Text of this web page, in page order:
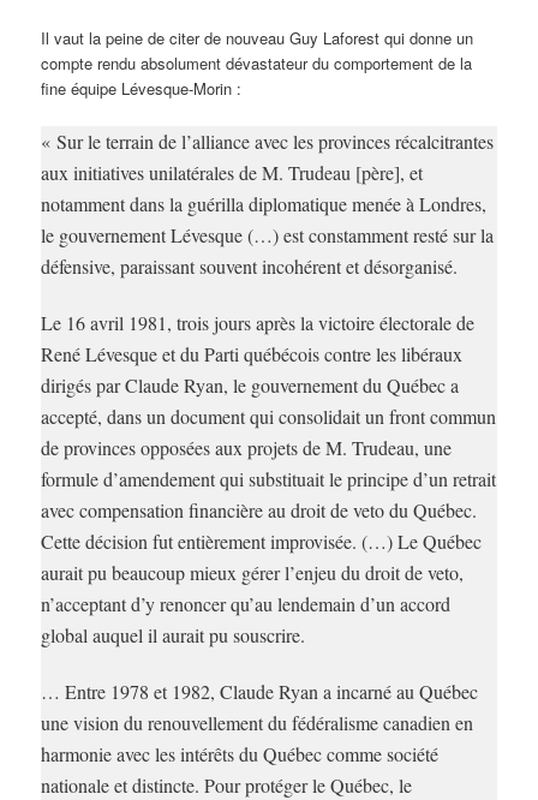
Il vaut la peine de citer de nouveau Guy Laforest qui donne un
compte rendu absolument dévastateur du comportement de la
fine équipe Lévesque-Morin :
« Sur le terrain de l’alliance avec les provinces récalcitrantes
aux initiatives unilatérales de M. Trudeau [père], et
notamment dans la guérilla diplomatique menée à Londres,
le gouvernement Lévesque (…) est constamment resté sur la
défensive, paraissant souvent incohérent et désorganisé.
Le 16 avril 1981, trois jours après la victoire électorale de
René Lévesque et du Parti québécois contre les libéraux
dirigés par Claude Ryan, le gouvernement du Québec a
accepté, dans un document qui consolidait un front commun
de provinces opposées aux projets de M. Trudeau, une
formule d’amendement qui substituait le principe d’un retrait
avec compensation financière au droit de veto du Québec.
Cette décision fut entièrement improvisée. (…) Le Québec
aurait pu beaucoup mieux gérer l’enjeu du droit de veto,
n’acceptant d’y renoncer qu’au lendemain d’un accord
global auquel il aurait pu souscrire.
… Entre 1978 et 1982, Claude Ryan a incarné au Québec
une vision du renouvellement du fédéralisme canadien en
harmonie avec les intérêts du Québec comme société
nationale et distincte. Pour protéger le Québec, le